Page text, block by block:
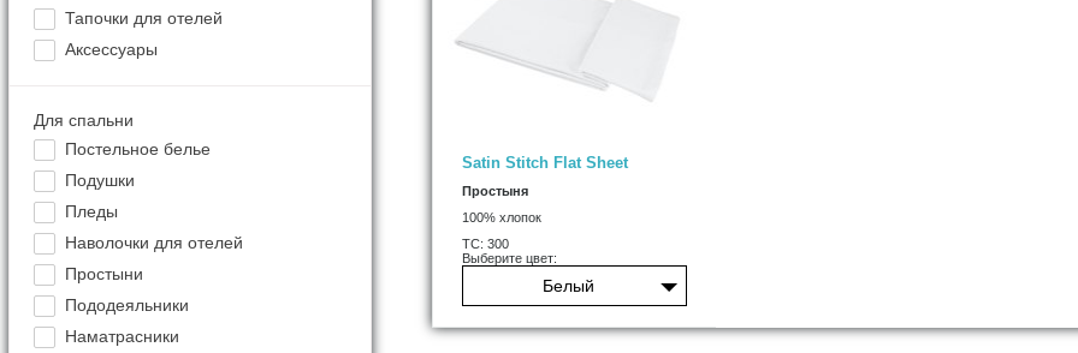
Тапочки для отелей
Аксессуары
Для спальни
Постельное белье
Подушки
Пледы
Наволочки для отелей
Простыни
Пододеяльники
Наматрасники
Satin Stitch Flat Sheet
Простыня
100% хлопок
TC: 300
Выберите цвет:
Белый